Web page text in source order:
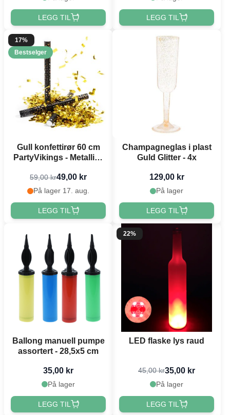
LEGG TIL LEGG TIL
17%
Bestselger
Gull konfettirør 60 cm
PartyVikings - Metallisk
59,00 kr49,00 kr
På lager 17. aug.
LEGG TIL
Champagneglas i plast
Guld Glitter - 4x
129,00 kr
På lager
LEGG TIL
Ballong manuell pumpe
assortert - 28,5x5 cm
35,00 kr
På lager
LEGG TIL
22%
LED flaske lys raud
45,00 kr35,00 kr
På lager
LEGG TIL